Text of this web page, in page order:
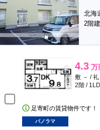
北海
2階
4.3 万
敷 － / 礼
2階 /
足寄町の賃貸物件です！
パノラマ